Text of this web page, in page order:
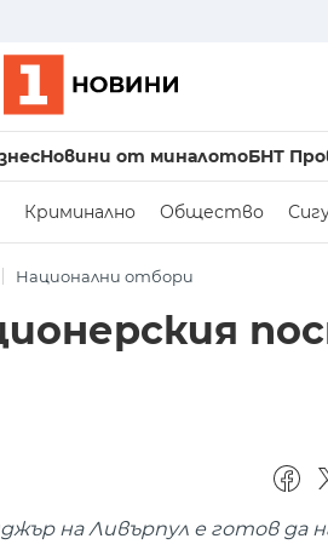
Новини от миналотоБНТ
Криминално Общество
Национални отбори
на Ливърпул е готов да